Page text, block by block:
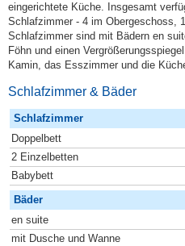
eingerichtete Küche. Insgesamt
Schlafzimmer - 4 im Obergeschoss,
Schlafzimmer sind mit Bädern en
Föhn und einen
Kamin, das Esszimmer und die
Schlafzimmer & Bäder
Schlafzimmer
Doppelbett
2 Einzelbetten
Babybett
Bäder
en suite
mit Dusche und Wanne